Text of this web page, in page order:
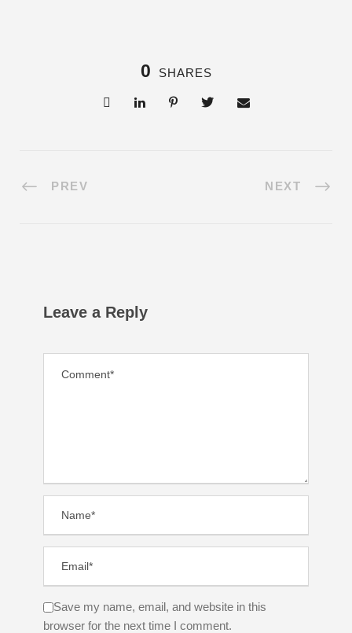
0 SHARES
PREV NEXT
Leave a Reply
Save my name, email, and website in this
browser for the next time I comment.